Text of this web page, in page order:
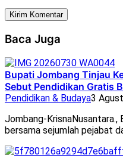
Baca Juga
Bupati Jombang Tinjau
Sebut Pendidikan Gratis
Pendidikan & Budaya3
Jombang-KrisnaNusantara.,
bersama sejumlah pejabat